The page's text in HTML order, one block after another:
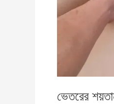
ভেতরের